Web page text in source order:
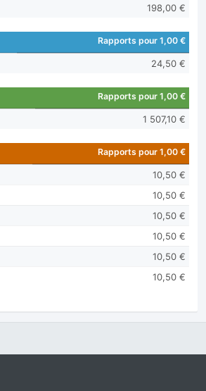
198,00 €
Rapports pour 1,00 €
24,50 €
Rapports pour 1,00 €
1 507,10 €
Rapports pour 1,00 €
10,50 €
10,50 €
10,50 €
10,50 €
10,50 €
10,50 €